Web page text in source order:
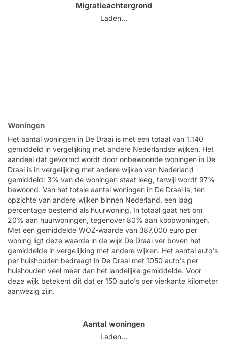
Migratieachtergrond
Laden...
Woningen
Het aantal woningen in De Draai is met een totaal van 1.140
gemiddeld in vergelijking met andere Nederlandse wijken. Het
aandeel dat gevormd wordt door onbewoonde woningen in De
Draai is in vergelijking met andere wijken van Nederland
gemiddeld: 3% van de woningen staat leeg, terwijl wordt 97%
bewoond. Van het totale aantal woningen in De Draai is, ten
opzichte van andere wijken binnen Nederland, een laag
percentage bestemd als huurwoning. In totaal gaat het om
20% aan huurwoningen, tegenover 80% aan koopwoningen.
Met een gemiddelde WOZ-waarde van 387.000 euro per
woning ligt deze waarde in de wijk De Draai ver boven het
gemiddelde in vergelijking met andere wijken. Het aantal auto's
per huishouden bedraagt in De Draai met 1050 auto's per
huishouden veel meer dan het landelijke gemiddelde. Voor
deze wijk betekent dit dat er 150 auto's per vierkante kilometer
aanwezig zijn.
Aantal woningen
Laden...